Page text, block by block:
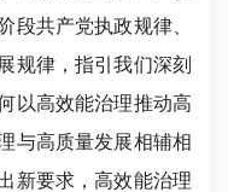
段共产党执政规律、
规律，指引我们深刻
以高效能治理推动高
与高质量发展相辅相
新要求，高效能治理